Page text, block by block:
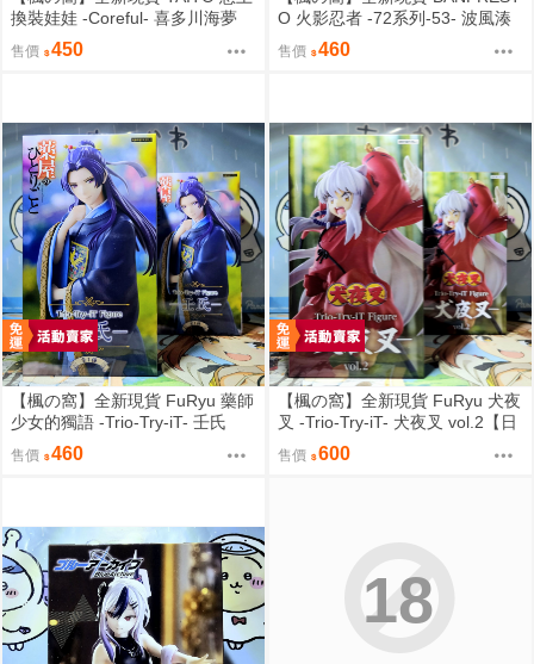
換裝娃娃 -Coreful- 喜多川海夢
貝羅妮卡ver.【日版】
售價 450
O 火影忍者 -72系列-53- 波風湊
＆漩渦九品＆鳴人【日版】
售價 460
【楓の窩】全新現貨 FuRyu 藥師
少女的獨語 -Trio-Try-iT- 壬氏
【日版】
售價 460
【楓の窩】全新現貨 FuRyu 犬夜
叉 -Trio-Try-iT- 犬夜叉 vol.2【日
售價 600
18